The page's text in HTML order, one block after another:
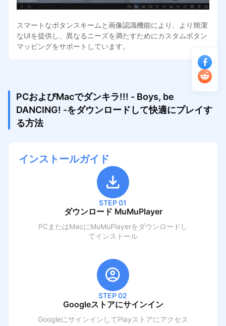
スマートなボタンスキームと画像認識機能により、より簡潔
なUIを提供し、異なるニーズを満たすためにカスタムボタン
マッピングをサポートしています。
PCおよびMacでダンキラ!!! - Boys, be
DANCING! -をダウンロードして快適にプレイす
る方法
インストールガイド
STEP 01
ダウンロード MuMuPlayer
PCまたはMacにMuMuPlayerをダウンロードし
てインストール
STEP 02
Googleストアにサインイン
GoogleにサインインしてPlayストアにアクセス